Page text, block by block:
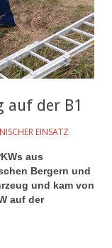
auf der B1
EINSATZ
aus
Bergern und
und kam von
auf der